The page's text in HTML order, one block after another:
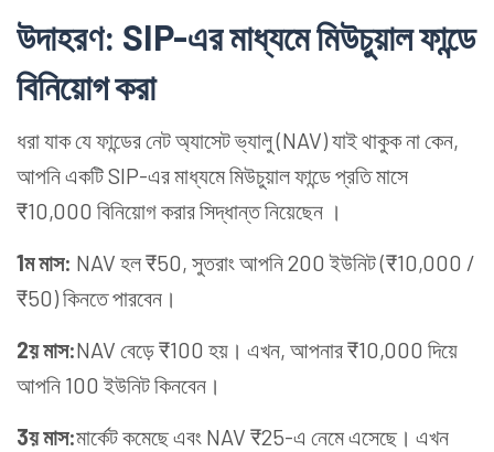
উদাহরণ: SIP-এর মাধ্যমে মিউচুয়াল ফান্ডে
বিনিয়োগ করা
ধরা যাক যে ফান্ডের নেট অ্যাসেট ভ্যালু (NAV) যাই থাকুক না কেন,
আপনি একটি SIP-এর মাধ্যমে মিউচুয়াল ফান্ডে প্রতি মাসে
₹10,000 বিনিয়োগ করার সিদ্ধান্ত নিয়েছেন ।
1মমাস: NAV হল ₹50, সুতরাং আপনি 200 ইউনিট (₹10,000 /
₹50) কিনতে পারবেন।
2য়মাস:NAV বেড়ে ₹100 হয়। এখন, আপনার ₹10,000 দিয়ে
আপনি 100 ইউনিট কিনবেন।
3য়মাস:মার্কেট কমেছে এবং NAV ₹25-এ নেমে এসেছে। এখন